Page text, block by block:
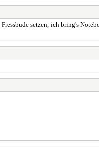
setzen, ich bring's